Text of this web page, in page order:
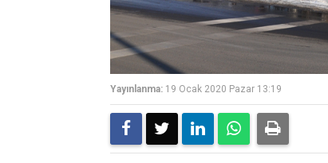
Yayınlanma: 19 Ocak 2020 Pazar 13:19